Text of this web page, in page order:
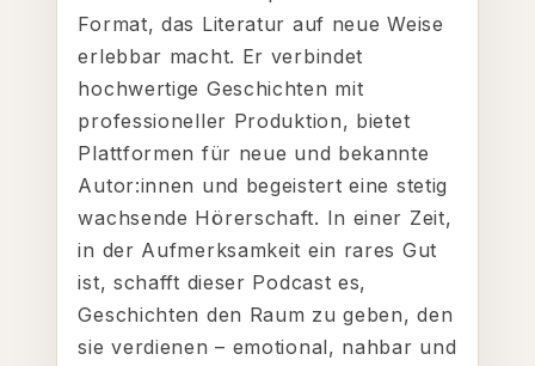
Format, das Literatur auf neue Weise
erlebbar macht. Er verbindet
hochwertige Geschichten mit
professioneller Produktion, bietet
Plattformen für neue und bekannte
Autor:innen und begeistert eine stetig
wachsende Hörerschaft. In einer Zeit,
in der Aufmerksamkeit ein rares Gut
ist, schafft dieser Podcast es,
Geschichten den Raum zu geben, den
sie verdienen – emotional, nahbar und